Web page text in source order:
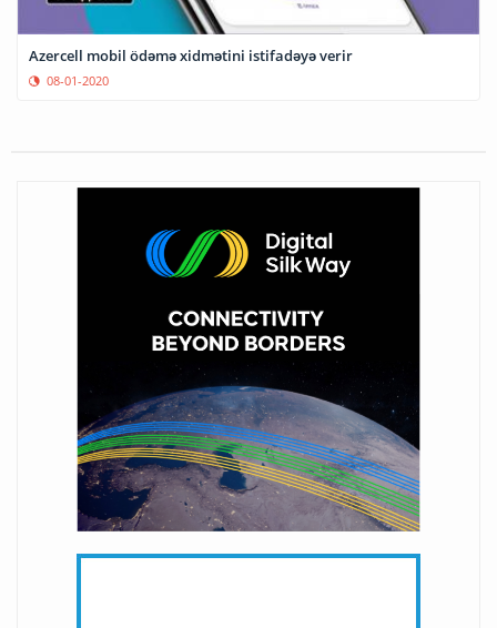
Azercell mobil ödəmə xidmətini istifadəyə verir
08-01-2020